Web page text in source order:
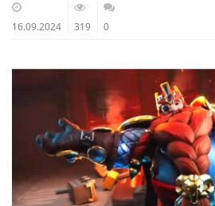
16.09.2024 319 0